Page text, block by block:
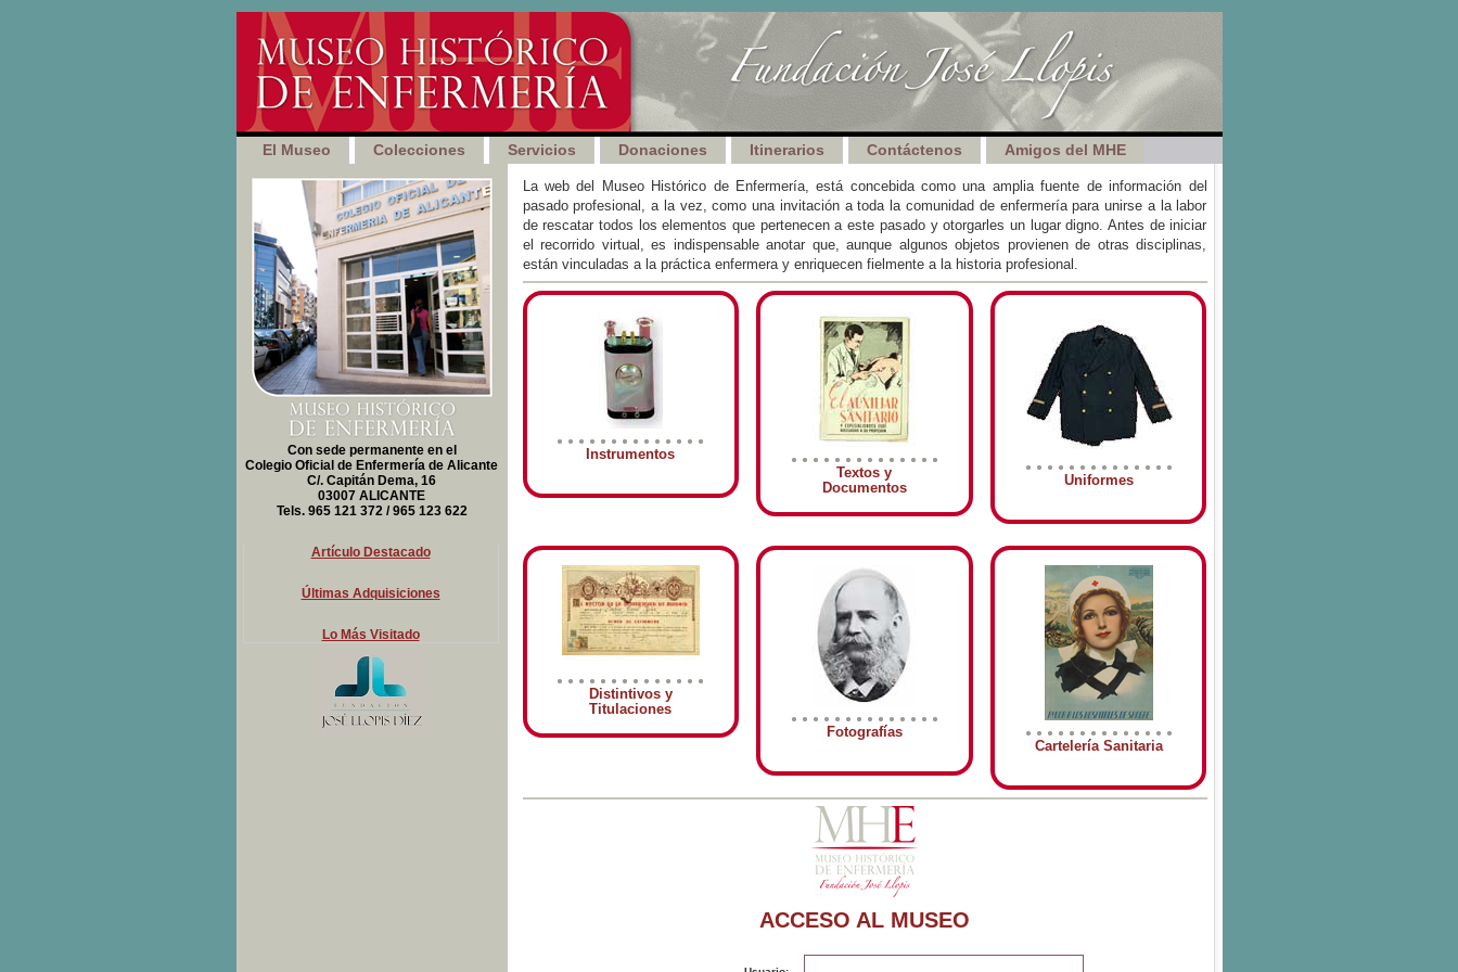
El Museo Colecciones Servicios Donaciones Itinerarios Contáctenos Amigos del MHE
Con sede permanente en el
Colegio Oficial de Enfermería de Alicante
C/. Capitán Dema, 16
03007 ALICANTE
Tels. 965 121 372 / 965 123 622
Artículo Destacado
Últimas Adquisiciones
Lo Más Visitado
La web del Museo Histórico de Enfermería, está concebida como una amplia fuente de información del
pasado profesional, a la vez, como una invitación a toda la comunidad de enfermería para unirse a la labor
de rescatar todos los elementos que pertenecen a este pasado y otorgarles un lugar digno. Antes de iniciar
el recorrido virtual, es indispensable anotar que, aunque algunos objetos provienen de otras disciplinas,
están vinculadas a la práctica enfermera y enriquecen fielmente a la historia profesional.
Instrumentos
Textos y
Documentos
Uniformes
Distintivos y
Titulaciones
Fotografías
Cartelería Sanitaria
ACCESO AL MUSEO